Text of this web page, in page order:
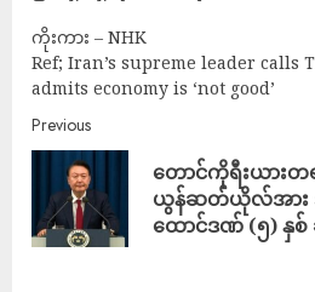
ကိုးကား – NHK
Ref; Iran’s supreme leader calls
admits economy is ‘not good’
Previous
တောင်ကိုရီးယားတ
ယွန်ဆတ်ယိုလ်အား
ထောင်ဒဏ် (၅) နှစ်